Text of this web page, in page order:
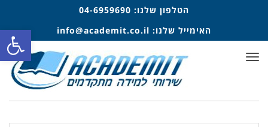
הטלפון שלנו: 04-6959690
האימייל שלנו: info@academit.co.il
תפריט
פתח